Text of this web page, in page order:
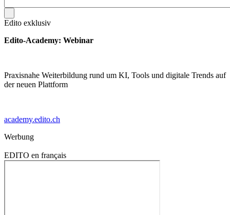
Edito exklusiv
Edito-Academy: Webinar
Praxisnahe Weiterbildung rund um KI, Tools und digitale Trends auf
der neuen Plattform
academy.edito.ch
Werbung
EDITO en français